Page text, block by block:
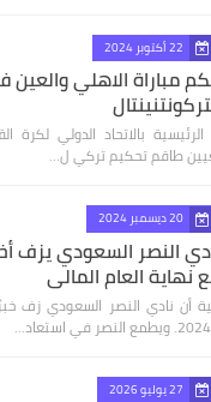
22 أكتوبر 2024
مباراة الاهلي
بالاتحاد الدولي لكرة
طاقم تحكيم تركي ل…
20 ديسمبر 2024
النصر السعودي يزف
نهاية العام المالي
أن نادي النصر السعودي زف
27 يوليو 2026